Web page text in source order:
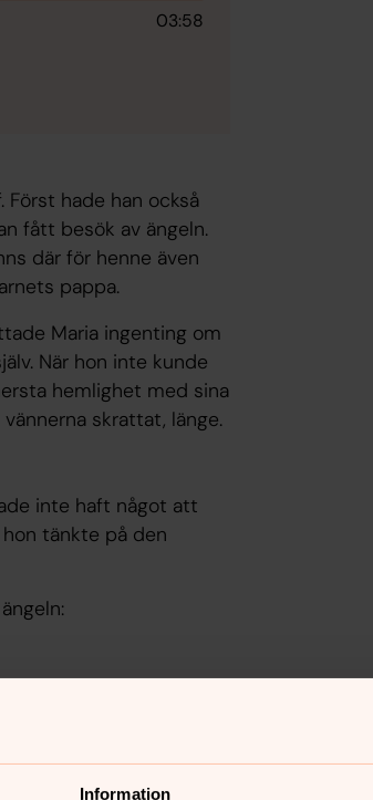
Information
03:58
hade han också
fått besök av ängeln.
där för henne även
pappa.
Maria ingenting om
När hon inte kunde
hemlighet med sina
skrattat, länge.
inte haft något att
tänkte på den
en så bra idé att
strålade allt och jag var
det bli? Vi är ju inte